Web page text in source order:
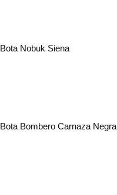
Bota Nobuk Siena
Bota Bombero Carnaza Negra